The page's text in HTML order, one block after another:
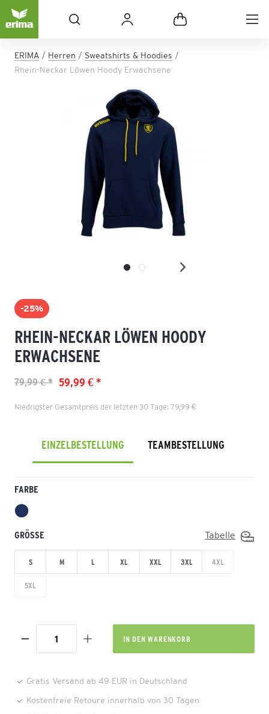
ERIMA Herren
Sweatshirts & Hoodies
Rhein-Neckar Löwen Hoody Erwachsene
-25%
RHEIN-NECKAR LÖWEN HOODY
ERWACHSENE
59,99 € *
79,99 € *
Niedrigster Gesamtpreis der letzten 30 Tage: 79,99 €
EINZELBESTELLUNG TEAMBESTELLUNG
FARBE
GRÖSSE Tabelle
S M L XL XXL 3XL 4XL
5XL
IN DEN WARENKORB
Gratis Versand ab 49 EUR in Deutschland
Kostenfreie Retoure innerhalb von 30 Tagen